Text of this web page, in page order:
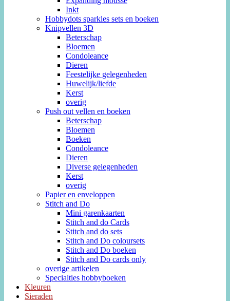
Inkt
Hobbydots sparkles sets en boeken
Knipvellen 3D
Beterschap
Bloemen
Condoleance
Dieren
Feestelijke gelegenheden
Huwelijk/liefde
Kerst
overig
Push out vellen en boeken
Beterschap
Bloemen
Boeken
Condoleance
Dieren
Diverse gelegenheden
Kerst
overig
Papier en enveloppen
Stitch and Do
Mini garenkaarten
Stitch and do Cards
Stitch and do sets
Stitch and Do coloursets
Stitch and Do boeken
Stitch and Do cards only
overige artikelen
Specialties hobbyboeken
Kleuren
Sieraden